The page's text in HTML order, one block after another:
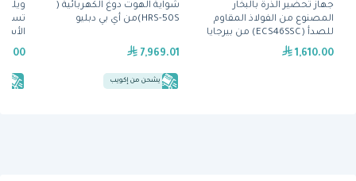
جهاز تحضير الذرة بالبخار
المصنوع من الفولاذ المقاوم
للصدأ (ECS46SSC) من بيرجايا
1,610.00
شواية الهوت دوغ الكهربائية (
HRS-50S)من أي بي دبليو
7,969.01
يشحن من إكويب